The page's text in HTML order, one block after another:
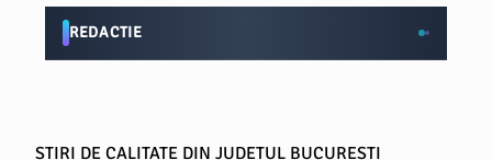
REDACTIE
STIRI DE CALITATE DIN JUDETUL BUCURESTI